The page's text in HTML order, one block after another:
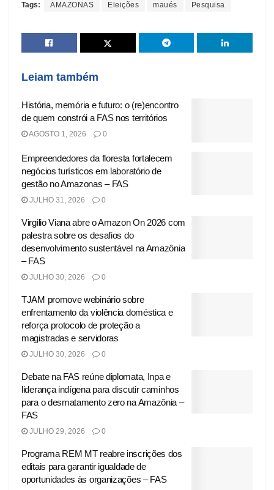
Tags: AMAZONAS Eleições maués Pesquisa
Leiam também
História, memória e futuro: o (re)encontro
de quem constrói a FAS nos territórios
AGOSTO 1, 2026 0
Empreendedores da floresta fortalecem
negócios turísticos em laboratório de
gestão no Amazonas – FAS
JULHO 31, 2026 0
Virgilio Viana abre o Amazon On 2026 com
palestra sobre os desafios do
desenvolvimento sustentável na Amazônia
– FAS
JULHO 30, 2026 0
TJAM promove webinário sobre
enfrentamento da violência doméstica e
reforça protocolo de proteção a
magistradas e servidoras
JULHO 30, 2026 0
Debate na FAS reúne diplomata, Inpa e
liderança indígena para discutir caminhos
para o desmatamento zero na Amazônia –
FAS
JULHO 29, 2026 0
Programa REM MT reabre inscrições dos
editais para garantir igualdade de
oportunidades às organizações – FAS